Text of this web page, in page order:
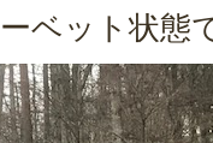
ベット状態